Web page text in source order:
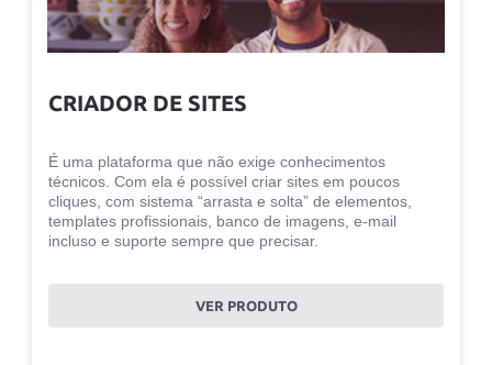
CRIADOR DE SITES
É uma plataforma que não exige conhecimentos
técnicos. Com ela é possível criar sites em poucos
cliques, com sistema “arrasta e solta” de elementos,
templates profissionais, banco de imagens, e-mail
incluso e suporte sempre que precisar.
VER PRODUTO